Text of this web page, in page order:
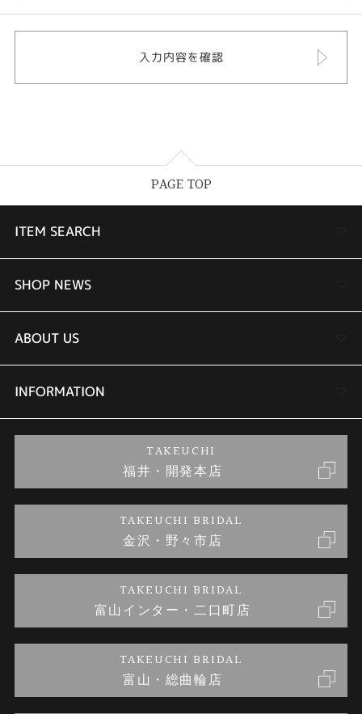
PAGE TOP
ITEM SEARCH
婚約指輪
結婚指輪
セットリング
婚約ネックレス
金・プラチナのお取引
SHOP NEWS
TAKEUCHI BRIDAL金沢本店情報
商品一覧
ブランドリスト
金澤指輪工房｜手作りペアリング
金澤指輪工房｜手作り結婚指輪 and 婚約指輪
金澤指輪工房｜手作り婚約指輪プロポーズプラン
ABOUT US
会社概要
お客様の声
INFORMATION
プライバシーポリシー
TAKEUCHI
福井・開発本店
TAKEUCHI BRIDAL
金沢・野々市店
TAKEUCHI BRIDAL
富山インター・二口町店
TAKEUCHI BRIDAL
富山・総曲輪店